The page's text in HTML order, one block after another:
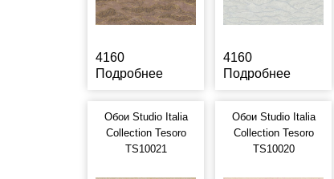
4160
Подробнее
4160
Подробнее
Обои Studio Italia
Collection Tesoro
TS10021
Обои Studio Italia
Collection Tesoro
TS10020